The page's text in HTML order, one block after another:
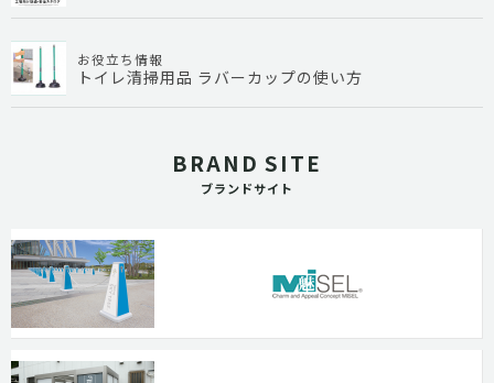
お役立ち情報
トイレ清掃用品 ラバーカップの使い方
BRAND SITE
ブランドサイト